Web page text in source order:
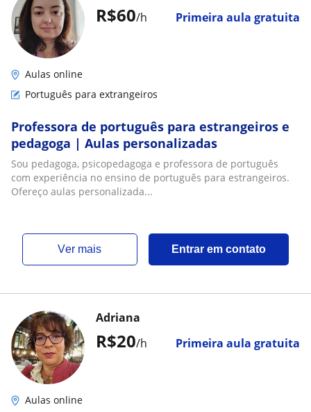
R$60/h Primeira aula gratuita
Aulas online
Português para extrangeiros
Professora de português para estrangeiros e
pedagoga | Aulas personalizadas
Sou pedagoga, psicopedagoga e professora de português
com experiência no ensino de português para estrangeiros.
Ofereço aulas personalizada...
ver mais Entrar em contato
R$20/h Primeira aula gratuita
Adriana
Aulas online